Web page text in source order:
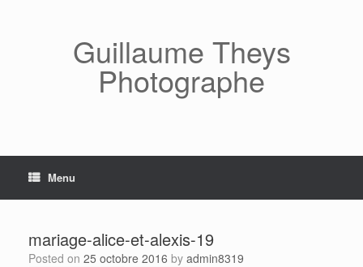
Guillaume Theys
Photographe
Menu
mariage-alice-et-alexis-19
Posted on 25 octobre 2016 by admin8319